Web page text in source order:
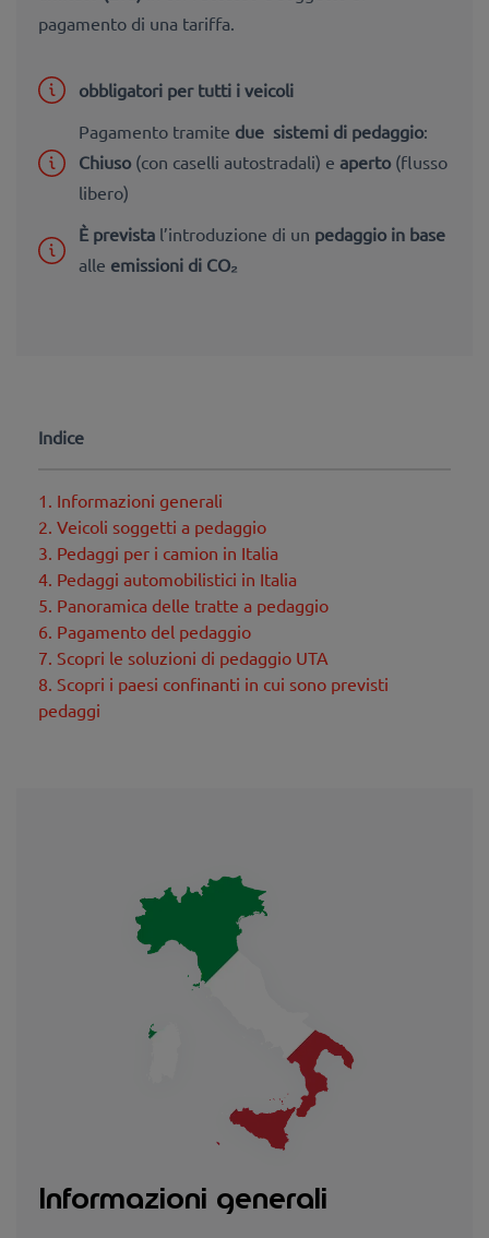
pagamento di una tariffa.
obbligatori per tutti i veicoli
Pagamento tramite due sistemi di pedaggio:
Chiuso (con caselli autostradali) e aperto (flusso
libero)
È prevista l’introduzione di un pedaggio in base
alle emissioni di CO₂
Indice
1. Informazioni generali
2. Veicoli soggetti a pedaggio
3. Pedaggi per i camion in Italia
4. Pedaggi automobilistici in Italia
5. Panoramica delle tratte a pedaggio
6. Pagamento del pedaggio
7. Scopri le soluzioni di pedaggio UTA
8. Scopri i paesi confinanti in cui sono previsti
pedaggi
Informazioni generali